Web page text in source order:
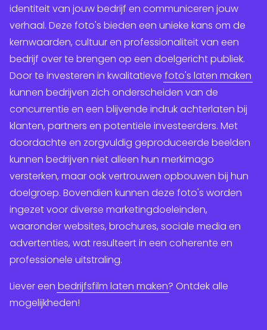
identiteit van jouw bedrijf en communiceren jouw
verhaal. Deze foto's bieden een unieke kans om de
kernwaarden, cultuur en professionaliteit van een
bedrijf over te brengen op een doelgericht publiek.
Door te investeren in kwalitatieve foto's laten maken
kunnen bedrijven zich onderscheiden van de
concurrentie en een blijvende indruk achterlaten bij
klanten, partners en potentiële investeerders. Met
doordachte en zorgvuldig geproduceerde beelden
kunnen bedrijven niet alleen hun merkimago
versterken, maar ook vertrouwen opbouwen bij hun
doelgroep. Bovendien kunnen deze foto's worden
ingezet voor diverse marketingdoeleinden,
waaronder websites, brochures, sociale media en
advertenties, wat resulteert in een coherente en
professionele uitstraling.
Liever een bedrijfsfilm laten maken? Ontdek alle
mogelijkheden!